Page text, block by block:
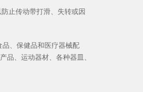
止传动带打滑、失转或因
、保健品和医疗器械配
品、运动器材、各种器皿、